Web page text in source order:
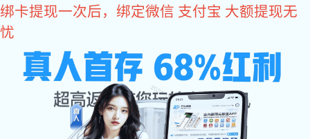
彩神
服务热线：0535-6680308